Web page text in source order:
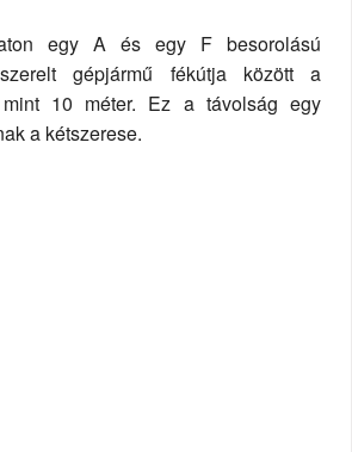
egy A és egy F besorolású
gépjármű fékútja között a
10 méter. Ez a távolság egy
a kétszerese.